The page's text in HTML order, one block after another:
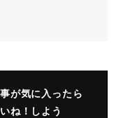
が気に入ったら
ね！しよう